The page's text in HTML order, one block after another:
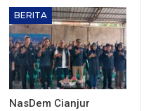
BERITA
NasDem Cianjur